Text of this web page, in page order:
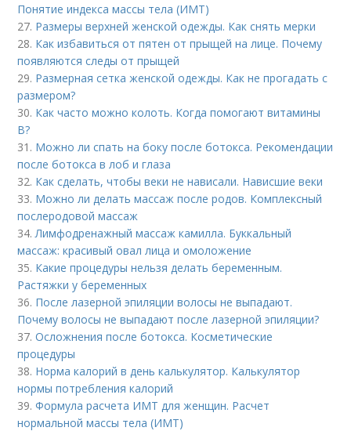
Понятие индекса массы тела (ИМТ)
27. Размеры верхней женской одежды. Как снять мерки
28. Как избавиться от пятен от прыщей на лице. Почему
появляются следы от прыщей
29. Размерная сетка женской одежды. Как не прогадать с
размером?
30. Как часто можно колоть. Когда помогают витамины
B?
31. Можно ли спать на боку после ботокса. Рекомендации
после ботокса в лоб и глаза
32. Как сделать, чтобы веки не нависали. Нависшие веки
33. Можно ли делать массаж после родов. Комплексный
послеродовой массаж
34.Лимфодренажный массаж камилла. Буккальный
массаж: красивый овал лица и омоложение
35. Какие процедуры нельзя делать беременным.
Растяжки у беременных
36. После лазерной эпиляции волосы не выпадают.
Почему волосы не выпадают после лазерной эпиляции?
37.Осложнения после ботокса. Косметические
процедуры
38. Норма калорий в день калькулятор. Калькулятор
нормы потребления калорий
39.Формула расчета ИМТ для женщин. Расчет
нормальной массы тела (ИМТ)